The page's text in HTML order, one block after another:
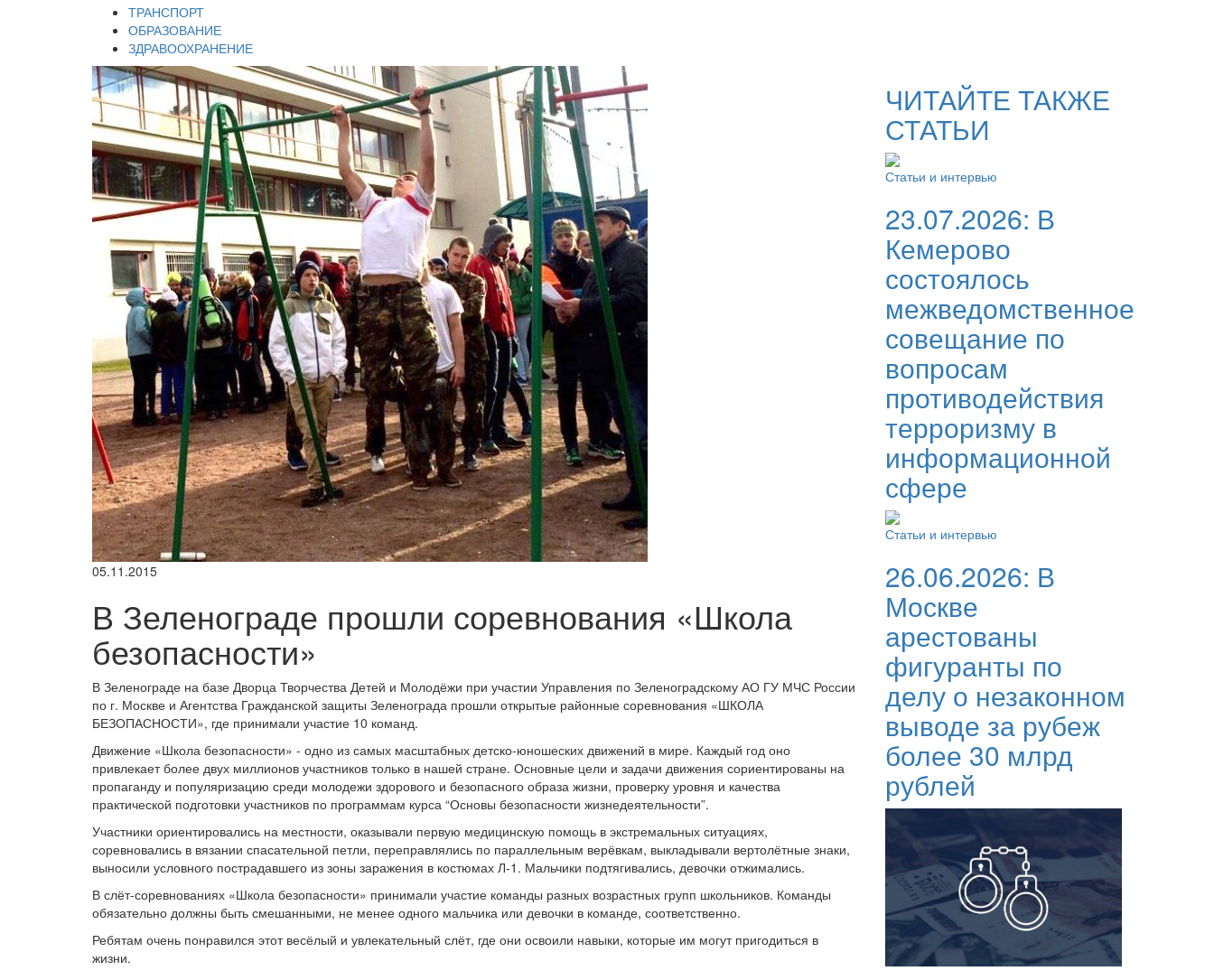
ТРАНСПОРТ
ОБРАЗОВАНИЕ
ЗДРАВООХРАНЕНИЕ
05.11.2015
В Зеленограде прошли соревнования «Школа
безопасности»
В Зеленограде на базе Дворца Творчества Детей и Молодёжи при участии Управления по Зеленоградскому АО ГУ МЧС России
по г. Москве и Агентства Гражданской защиты Зеленограда прошли открытые районные соревнования «ШКОЛА
БЕЗОПАСНОСТИ», где принимали участие 10 команд.
Движение «Школа безопасности» - одно из самых масштабных детско-юношеских движений в мире. Каждый год оно
привлекает более двух миллионов участников только в нашей стране. Основные цели и задачи движения сориентированы на
пропаганду и популяризацию среди молодежи здорового и безопасного образа жизни, проверку уровня и качества
практической подготовки участников по программам курса “Основы безопасности жизнедеятельности”.
Участники ориентировались на местности, оказывали первую медицинскую помощь в экстремальных ситуациях,
соревновались в вязании спасательной петли, переправлялись по параллельным верёвкам, выкладывали вертолётные знаки,
выносили условного пострадавшего из зоны заражения в костюмах Л-1. Мальчики подтягивались, девочки отжимались.
В слёт-соревнованиях «Школа безопасности» принимали участие команды разных возрастных групп школьников. Команды
обязательно должны быть смешанными, не менее одного мальчика или девочки в команде, соответственно.
Ребятам очень понравился этот весёлый и увлекательный слёт, где они освоили навыки, которые им могут пригодиться в
жизни.
ЧИТАЙТЕ ТАКЖЕ
СТАТЬИ
Статьи и интервью
23.07.2026: В
Кемерово
состоялось
межведомственное
совещание по
вопросам
противодействия
терроризму в
информационной
сфере
Статьи и интервью
26.06.2026: В
Москве
арестованы
фигуранты по
делу о незаконном
выводе за рубеж
более 30 млрд
рублей